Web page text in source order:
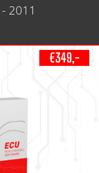
2011
€349,-